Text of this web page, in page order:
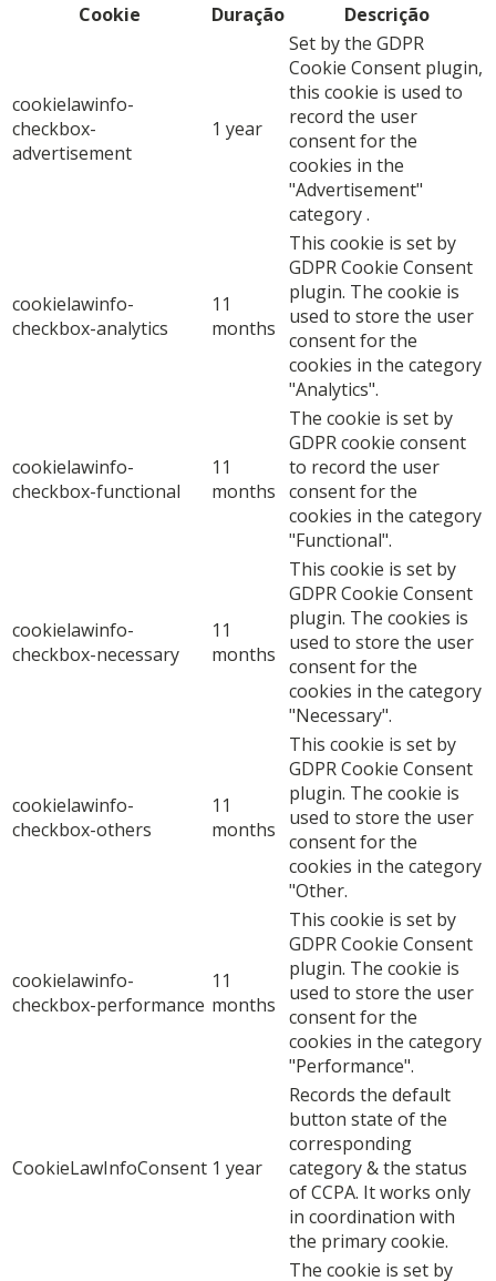
Cookie
Duração Descrição
cookielawinfo-
checkbox-
advertisement
1 year
Set by the GDPR
Cookie Consent plugin,
this cookie is used to
record the user
consent for the
cookies in the
"Advertisement"
category .
cookielawinfo-
checkbox-analytics
11
months
This cookie is set by
GDPR Cookie Consent
plugin. The cookie is
used to store the user
consent for the
cookies in the category
"Analytics".
cookielawinfo-
checkbox-functional
11
months
The cookie is set by
GDPR cookie consent
to record the user
consent for the
cookies in the category
"Functional".
cookielawinfo-
checkbox-necessary
11
months
This cookie is set by
GDPR Cookie Consent
plugin. The cookies is
used to store the user
consent for the
cookies in the category
"Necessary".
cookielawinfo-
checkbox-others
11
months
This cookie is set by
GDPR Cookie Consent
plugin. The cookie is
used to store the user
consent for the
cookies in the category
"Other.
cookielawinfo-
checkbox-performance
11
months
This cookie is set by
GDPR Cookie Consent
plugin. The cookie is
used to store the user
consent for the
cookies in the category
"Performance".
CookieLawInfoConsent 1 year
Records the default
button state of the
corresponding
category & the status
of CCPA. It works only
in coordination with
the primary cookie.
The cookie is set by